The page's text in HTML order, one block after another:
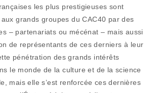
les plus prestigieuses sont
aux grands groupes du CAC40 par des
– partenariats ou mécénat – mais aussi
de représentants de ces derniers à leur
pénétration des grands intérêts
le monde de la culture et de la science
mais elle s’est renforcée ces dernières